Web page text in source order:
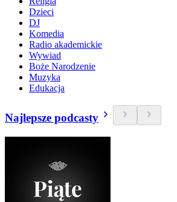
Dzieci
DJ
Komedia
Radio akademickie
Wywiad
Boże Narodzenie
Muzyka
Edukacja
Najlepsze podcasty